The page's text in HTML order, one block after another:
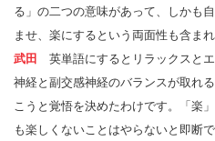
る」の二つの意味があって、しかも
ませ、楽にするという両面性も含ま
武田
英単語にするとリラックスと
神経と副交感神経のバランスが取れ
こうと覚悟を決めたわけです。「楽
も楽しくないことはやらないと即断